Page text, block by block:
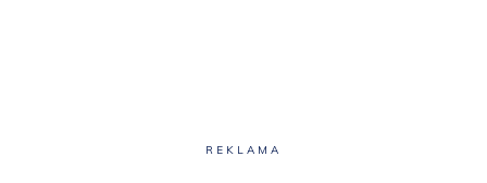
REKLAMA